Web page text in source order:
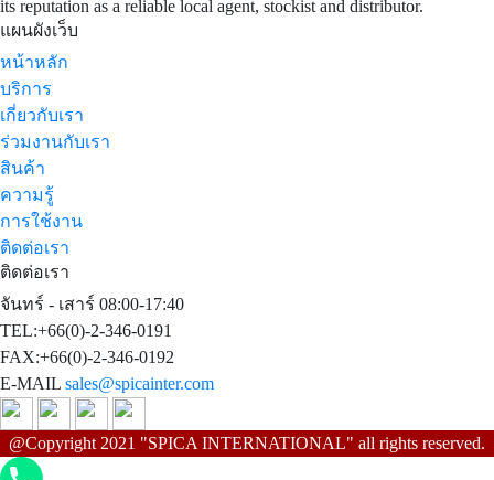
its reputation as a reliable local agent, stockist and distributor.
แผนผังเว็บ
หน้าหลัก
บริการ
เกี่ยวกับเรา
ร่วมงานกับเรา
สินค้า
ความรู้
การใช้งาน
ติดต่อเรา
ติดต่อเรา
จันทร์ - เสาร์ 08:00-17:40
TEL:+66(0)-2-346-0191
FAX:+66(0)-2-346-0192
E-MAIL sales@spicainter.com
@Copyright 2021 "SPICA INTERNATIONAL" all rights reserved.
Phone